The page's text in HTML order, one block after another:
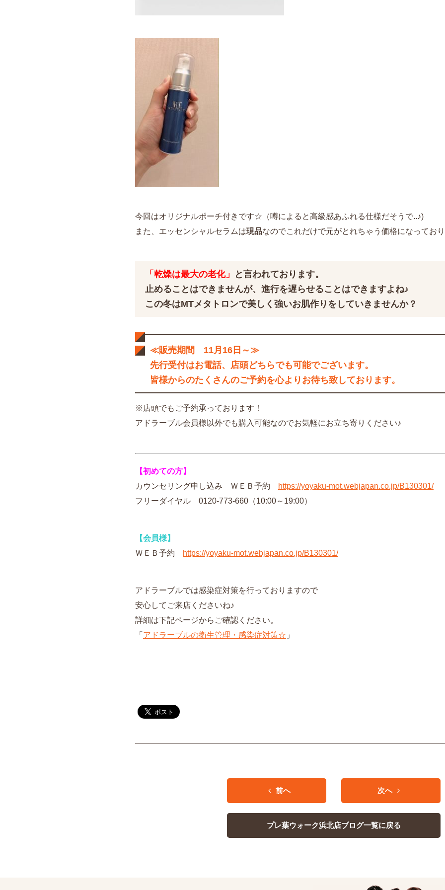
今回はオリジナルポーチ付きです☆（噂によると高級感あふれる仕様だそうで..♪)
また、エッセンシャルセラムは現品なのでこれだけで元がとれちゃう価格になってお
「乾燥は最大の老化」
と言われております。
止めることはできませんが、進行を遅らせることはできますよね♪
この冬はMTメタトロンで美しく強いお肌作りをしていきませんか？
≪販売期間 11月16日～≫
先行受付はお電話、店頭どちらでも可能でございます。
皆様からのたくさんのご予約を心よりお待ち致しております。
※店頭でもご予約承っております！
アドラーブル会員様以外でも購入可能なのでお気軽にお立ち寄りください♪
【初めての方】
カウンセリング申し込み ＷＥＢ予約
https://yoyaku-mot.webjapan.co.jp/B130301/
フリーダイヤル ‪0120-773-660（10:00～19:00）
【会員様】
ＷＥＢ予約
https://yoyaku-mot.webjapan.co.jp/B130301/
アドラーブルでは感染症対策を行っておりますので
安心してご来店くださいね♪
詳細は下記ページからご確認ください。
「 アドラーブルの衛生管理・感染症対策☆ 」
前へ 次へ
プレ葉ウォーク浜北店ブログ一覧に戻る